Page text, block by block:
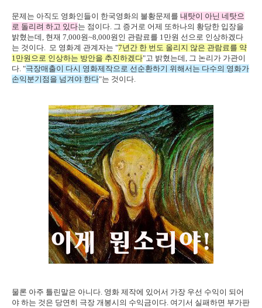
문제는 아직도 영화인들이 한국영화의 불황문제를 내탓이 아닌 네탓으
로 돌리려 하고 있다는 점이다. 그 증거로 어제 또하나의 황당한 입장을
밝혔는데, 현재 7,000원~8,000원인 관람료를 1만원 선으로 인상하겠다
는 것이다. 모 영화계 관계자는 "7년간 한 번도 올리지 않은 관람료를 약
1만원으로 인상하는 방안을 추진하겠다"고 밝혔는데, 그 논리가 가관이
다. "극장매출이 다시 영화제작으로 선순환하기 위해서는 다수의 영화가
손익분기점을 넘겨야 한다"는 것이다.
물론 아주 틀린말은 아니다. 영화 제작에 있어서 가장 우선 수익이 되어
야 하는 것은 당연히 극장 개봉시의 수익금이다. 여기서 실패하면 부가판